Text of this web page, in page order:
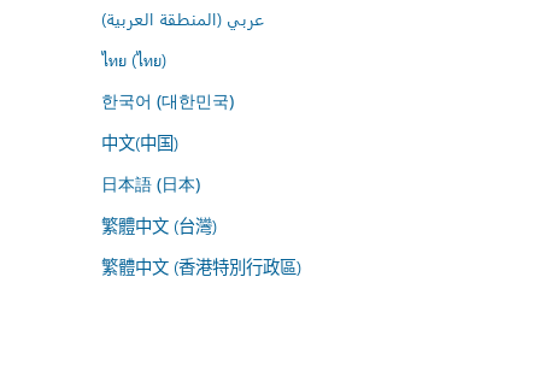
عربي (المنطقة العربية)
ไทย (ไทย)
한국어 (대한민국)
中文(中国)
日本語 (日本)
繁體中文 (台灣)
繁體中文 (香港特別行政區)